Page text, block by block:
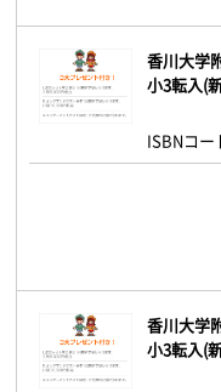
香川大学
小3転入(
ISBNコー
香川大学
小3転入(